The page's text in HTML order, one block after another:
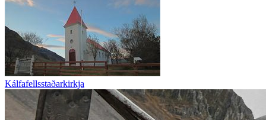
Kálfafellsstaðarkirkja